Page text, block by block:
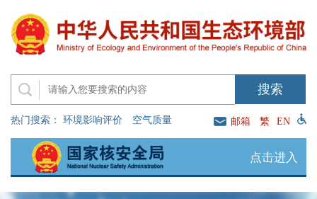
热门搜索： 环境影响评价 空气质量 邮箱 繁 EN
点击进入